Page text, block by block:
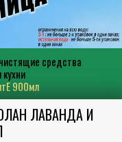
средства
900мл
ЛАВАНДА И